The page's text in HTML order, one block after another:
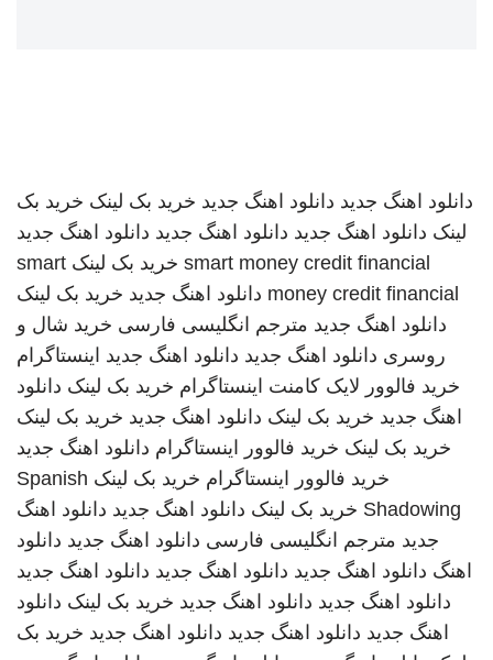
دانلود اهنگ جدید دانلود اهنگ جدید خرید بک لینک خرید بک
لینک دانلود اهنگ جدید دانلود اهنگ جدید دانلود اهنگ جدید
smart money credit financial خرید بک لینک smart
money credit financial دانلود اهنگ جدید خرید بک لینک
دانلود اهنگ جدید مترجم انگلیسی فارسی خرید شال و
روسری دانلود اهنگ جدید دانلود اهنگ جدید اینستاگرام
خرید فالوور لایک کامنت اینستاگرام خرید بک لینک دانلود
اهنگ جدید خرید بک لینک دانلود اهنگ جدید خرید بک لینک
خرید بک لینک خرید فالوور اینستاگرام دانلود اهنگ جدید
خرید فالوور اینستاگرام خرید بک لینک Spanish
Shadowing خرید بک لینک دانلود اهنگ جدید دانلود اهنگ
جدید مترجم انگلیسی فارسی دانلود اهنگ جدید دانلود
اهنگ دانلود اهنگ جدید دانلود اهنگ جدید دانلود اهنگ جدید
دانلود اهنگ جدید دانلود اهنگ جدید خرید بک لینک دانلود
اهنگ جدید دانلود اهنگ جدید دانلود اهنگ جدید خرید بک